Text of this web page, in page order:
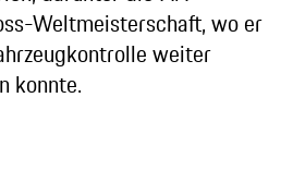
Weltmeisterschaft, wo er
weiter
konnte.